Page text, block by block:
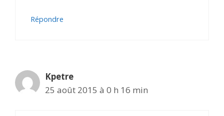
Répondre
Kpetre
25 août 2015 à 0 h 16 min